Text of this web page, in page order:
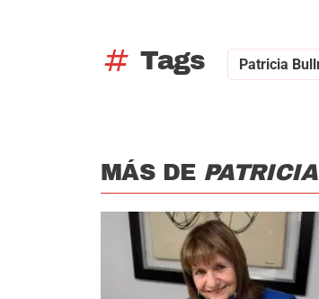
tag Tags Patricia
MÁS DE